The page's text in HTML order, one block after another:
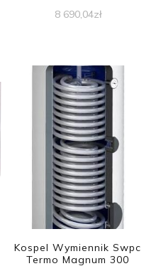
8 690,04zł
Kospel Wymiennik Swpc
Termo Magnum 300